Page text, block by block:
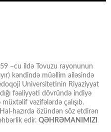
–cu ildə Tovuzu rayonunun
kəndində müəllim ailəsində
Universitetinin Riyaziyyat
fəaliyyəti dövründə indiyə
vəzifələrdə çalışıb.
hazırda özündən söz etdirən
edir. QƏHRƏMANIMIZI